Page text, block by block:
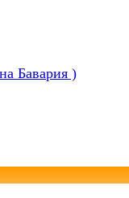
Бавария )